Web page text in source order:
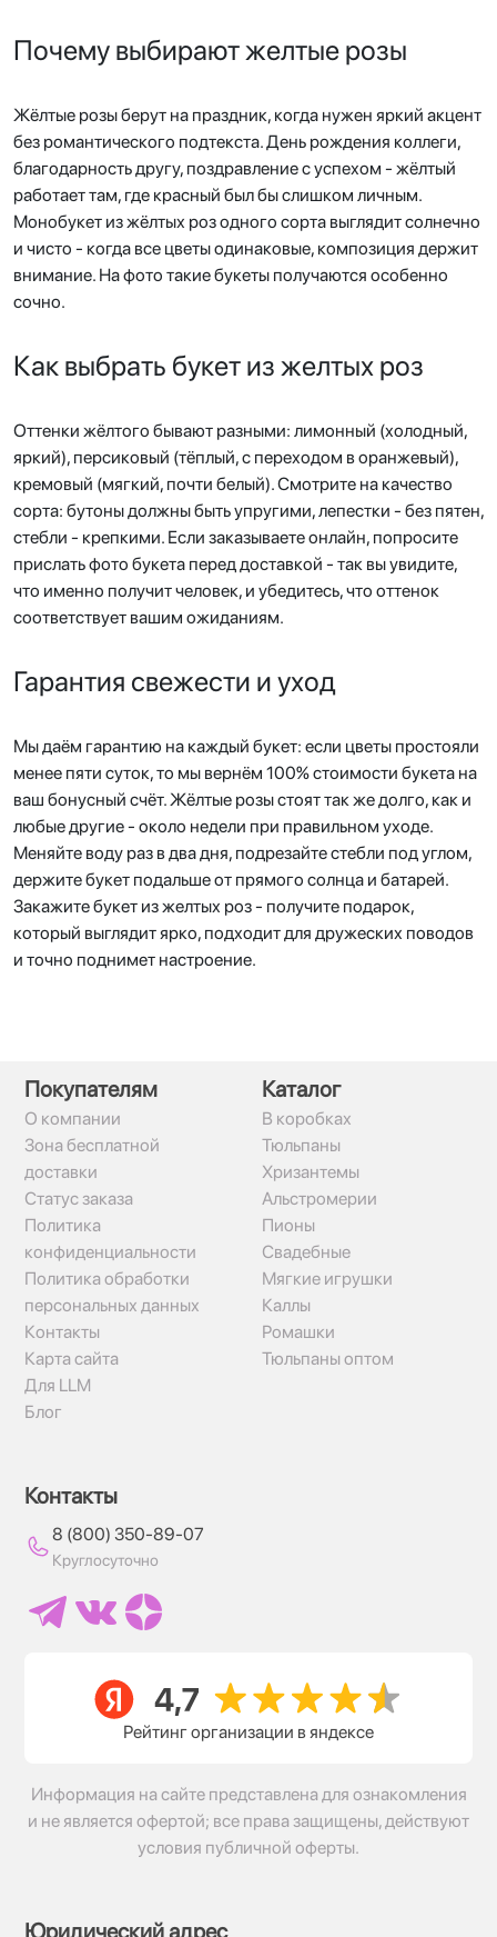
Почему выбирают желтые розы
Жёлтые розы берут на праздник, когда нужен яркий акцент
без романтического подтекста. День рождения коллеги,
благодарность другу, поздравление с успехом - жёлтый
работает там, где красный был бы слишком личным.
Монобукет из жёлтых роз одного сорта выглядит солнечно
и чисто - когда все цветы одинаковые, композиция держит
внимание. На фото такие букеты получаются особенно
сочно.
Как выбрать букет из желтых роз
Оттенки жёлтого бывают разными: лимонный (холодный,
яркий), персиковый (тёплый, с переходом в оранжевый),
кремовый (мягкий, почти белый). Смотрите на качество
сорта: бутоны должны быть упругими, лепестки - без пятен,
стебли - крепкими. Если заказываете онлайн, попросите
прислать фото букета перед доставкой - так вы увидите,
что именно получит человек, и убедитесь, что оттенок
соответствует вашим ожиданиям.
Гарантия свежести и уход
Мы даём гарантию на каждый букет: если цветы простояли
менее пяти суток, то мы вернём 100% стоимости букета на
ваш бонусный счёт. Жёлтые розы стоят так же долго, как и
любые другие - около недели при правильном уходе.
Меняйте воду раз в два дня, подрезайте стебли под углом,
держите букет подальше от прямого солнца и батарей.
Закажите букет из желтых роз - получите подарок,
который выглядит ярко, подходит для дружеских поводов
и точно поднимет настроение.
Покупателям
О компании
Зона бесплатной
доставки
Статус заказа
Политика
конфиденциальности
Политика обработки
персональных данных
Контакты
Карта сайта
Для LLM
Блог
Каталог
В коробках
Тюльпаны
Хризантемы
Альстромерии
Пионы
Свадебные
Мягкие игрушки
Каллы
Ромашки
Тюльпаны оптом
Контакты
8 (800) 350-89-07
Круглосуточно
Рейтинг организации в яндексе
Информация на сайте представлена для ознакомления
и не является офертой; все права защищены, действуют
условия публичной оферты.
Юридический адрес